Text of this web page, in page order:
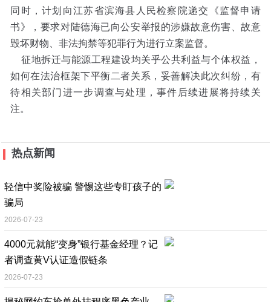
同时，计划向江苏省滨海县人民检察院递交《监督申请
书》，要求对陆德海已向公安举报的涉嫌故意伤害、故意
毁坏财物、非法拘禁等犯罪行为进行立案监督。
征地拆迁与能源工程建设均关乎公共利益与个体权益，
如何在法治框架下平衡二者关系，妥善解决此次纠纷，有
待相关部门进一步调查与处理，事件后续进展将持续关
注。
热点新闻
轻信中奖险被骗 警惕这些专盯孩子的
骗局
2026-07-23
4000元就能“变身”银行基金经理？记
者调查黄V认证造假链条
2026-07-23